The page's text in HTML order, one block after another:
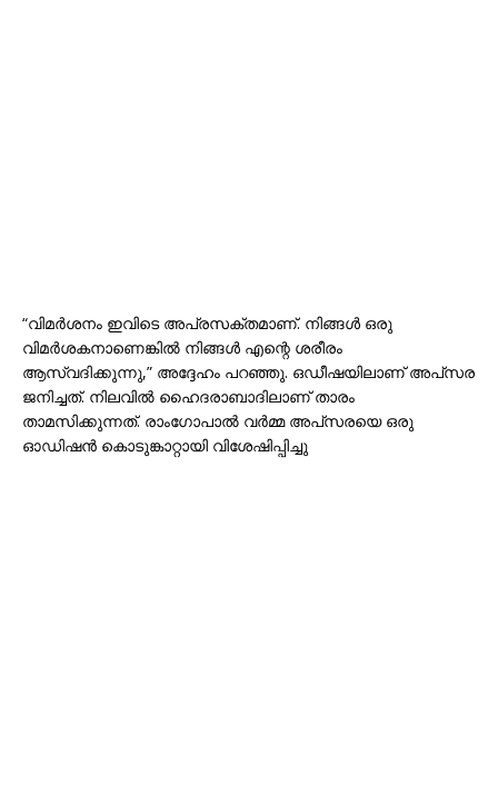
“വിമർശനം ഇവിടെ അപ്രസക്തമാണ്. നിങ്ങൾ ഒരു
വിമർശകനാണെങ്കിൽ നിങ്ങൾ എന്റെ ശരീരം
ആസ്വദിക്കുന്നു,” അദ്ദേഹം പറഞ്ഞു. ഒഡീഷയിലാണ് അപ്‌സര
ജനിച്ചത്. നിലവിൽ ഹൈദരാബാദിലാണ് താരം
താമസിക്കുന്നത്. രാംഗോപാൽ വർമ്മ അപ്‌സരയെ ഒരു
ഓഡിഷൻ കൊടുങ്കാറ്റായി വിശേഷിപ്പിച്ചു